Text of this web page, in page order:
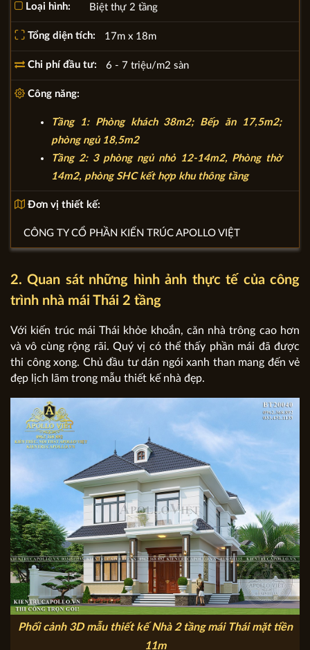
Loại hình: Biệt thự 2 tầng
Tổng diện tích: 17m x 18m
Chi phí đầu tư: 6 - 7 triệu/m2 sàn
Công năng:
Tầng 1: Phòng khách 38m2; Bếp ăn 17,5m2;
phòng ngủ 18,5m2
Tầng 2: 3 phòng ngủ nhỏ 12-14m2, Phòng thờ
14m2, phòng SHC kết hợp khu thông tầng
Đơn vị thiết kế:
CÔNG TY CỔ PHẦN KIẾN TRÚC APOLLO VIỆT
2. Quan sát những hình ảnh thực tế của công
trình nhà mái Thái 2 tầng
Với kiến trúc mái Thái khỏe khoắn, căn nhà trông cao hơn
và vô cùng rộng rãi. Quý vị có thể thấy phần mái đã được
thi công xong. Chủ đầu tư dán ngói xanh than mang đến vẻ
đẹp lịch lãm trong mẫu thiết kế nhà đẹp.
Phối cảnh 3D mẫu thiết kế Nhà 2 tầng mái Thái mặt tiền
11m